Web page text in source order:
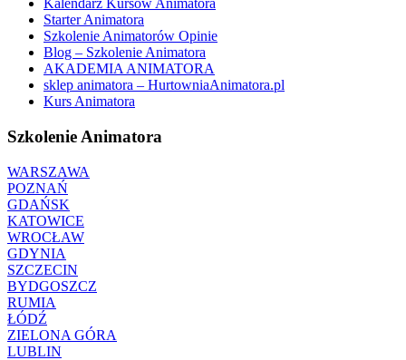
Kalendarz Kursów Animatora
Starter Animatora
Szkolenie Animatorów Opinie
Blog – Szkolenie Animatora
AKADEMIA ANIMATORA
sklep animatora – HurtowniaAnimatora.pl
Kurs Animatora
Szkolenie Animatora
WARSZAWA
POZNAŃ
GDAŃSK
KATOWICE
WROCŁAW
GDYNIA
SZCZECIN
BYDGOSZCZ
RUMIA
ŁÓDŹ
ZIELONA GÓRA
LUBLIN